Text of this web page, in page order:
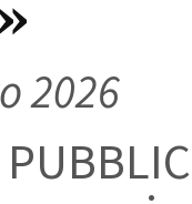
2026